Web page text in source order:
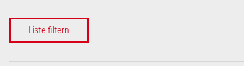
Liste filtern